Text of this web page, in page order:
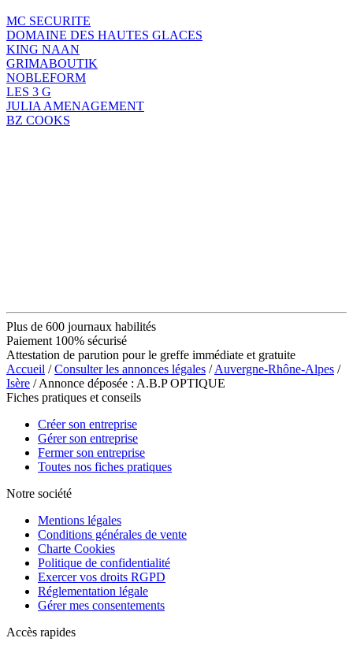
MC SECURITE
DOMAINE DES HAUTES GLACES
KING NAAN
GRIMABOUTIK
NOBLEFORM
LES 3 G
JULIA AMENAGEMENT
BZ COOKS
Plus de 600 journaux habilités
Paiement 100% sécurisé
Attestation de parution pour le greffe immédiate et gratuite
Accueil /Consulter les annonces légales /Auvergne-Rhône-Alpes /
Isère / Annonce déposée : A.B.P OPTIQUE
Fiches pratiques et conseils
Créer son entreprise
Gérer son entreprise
Fermer son entreprise
Toutes nos fiches pratiques
Notre société
Mentions légales
Conditions générales de vente
Charte Cookies
Politique de confidentialité
Exercer vos droits RGPD
Réglementation légale
Gérer mes consentements
Accès rapides